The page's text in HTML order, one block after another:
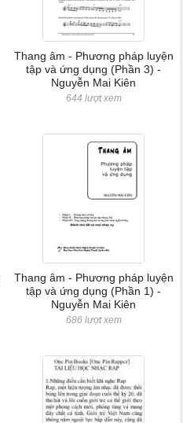
Thang âm - Phương pháp luyện
tập và ứng dụng (Phần 3) -
Nguyễn Mai Kiên
644 lượt xem
Thang âm - Phương pháp luyện
tập và ứng dụng (Phần 1) -
Nguyễn Mai Kiên
686 lượt xem